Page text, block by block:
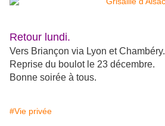
Retour lundi.
Vers Briançon via Lyon et Chambéry.
Reprise du boulot le 23 décembre.
Bonne soirée à tous.
#Vie privée